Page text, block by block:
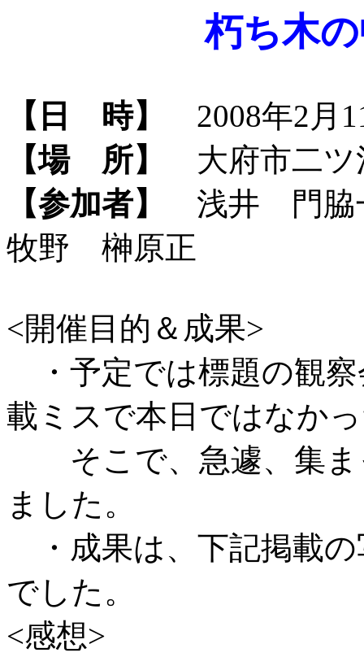
朽ち木
【日 時】
2008年2月
【場 所】
大府市二ツ
【参加者】
浅井 門
牧野 榊原正
<開催目的＆成果>
・予定では標題の観
載ミスで本日ではなか
そこで、急遽、集ま
ました。
・成果は、下記掲載
でした。
<感想>